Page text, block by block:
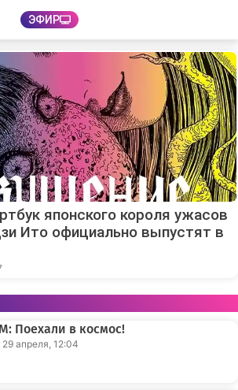
ЭФИР
японского короля ужасов
Ито официально выпустят в
Поехали в космос!
29 апреля, 12:04